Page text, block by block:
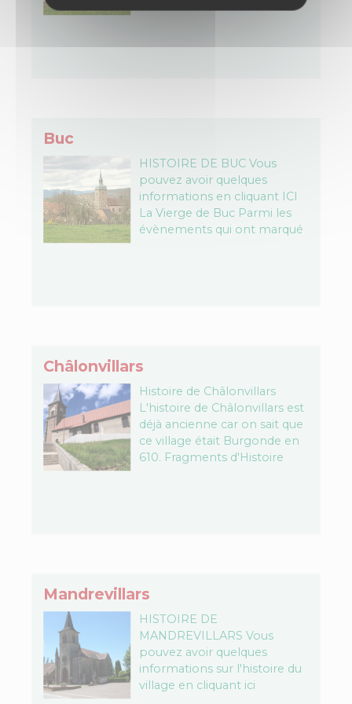
500 habitants Origine :
Buc
HISTOIRE DE BUC Vous
pouvez avoir quelques
informations en cliquant ICI
La Vierge de Buc Parmi les
évènements qui ont marqué
Châlonvillars
Histoire de Châlonvillars
L'histoire de Châlonvillars est
déjà ancienne car on sait que
ce village était Burgonde en
610. Fragments d'Histoire
Mandrevillars
HISTOIRE DE
MANDREVILLARS Vous
pouvez avoir quelques
informations sur l'histoire du
village en cliquant ici